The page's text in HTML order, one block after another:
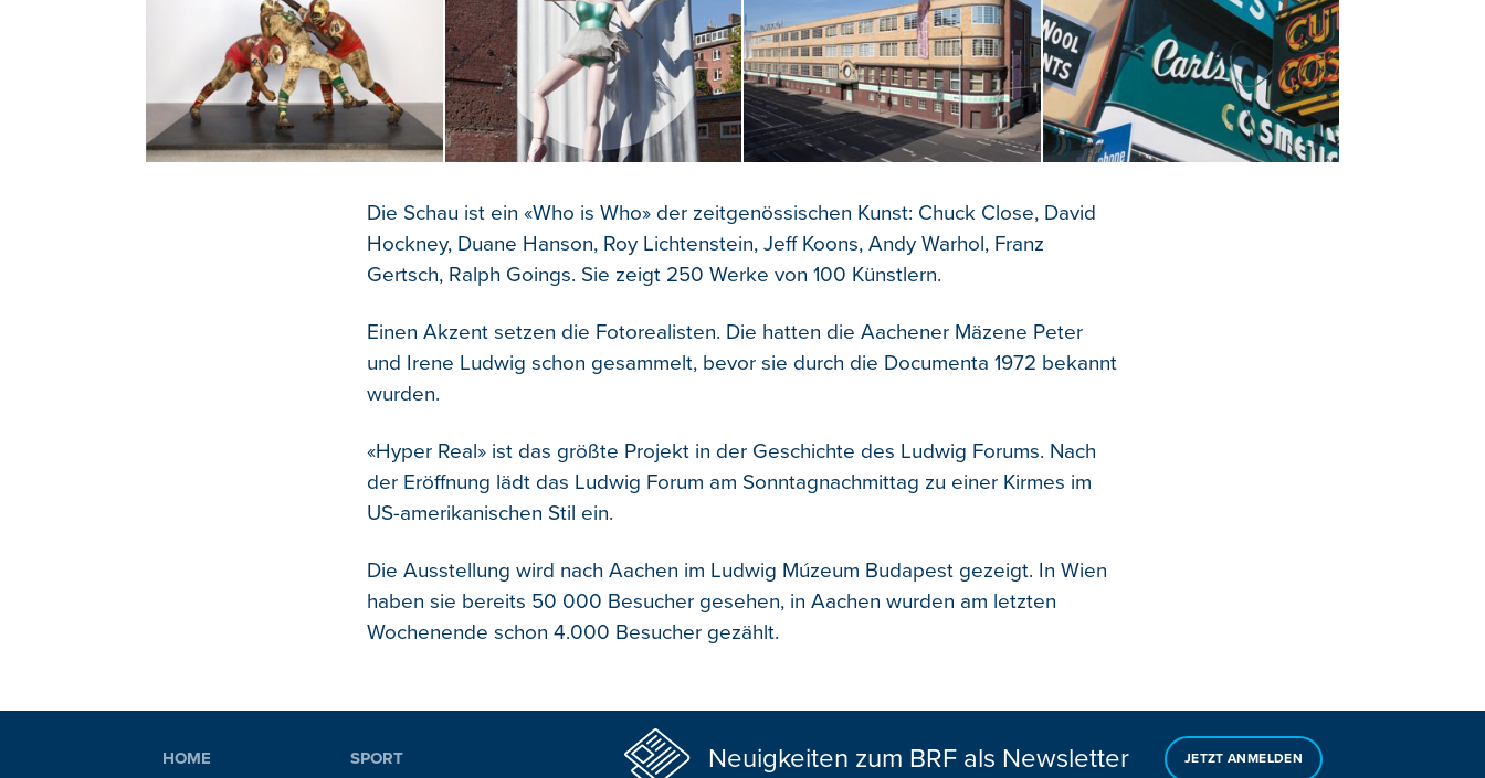
Die Schau ist ein «Who is Who» der zeitgenössischen Kunst: Chuck Close, David
Hockney, Duane Hanson, Roy Lichtenstein, Jeff Koons, Andy Warhol, Franz
Gertsch, Ralph Goings. Sie zeigt 250 Werke von 100 Künstlern.
Einen Akzent setzen die Fotorealisten. Die hatten die Aachener Mäzene Peter
und Irene Ludwig schon gesammelt, bevor sie durch die Documenta 1972 bekannt
wurden.
«Hyper Real» ist das größte Projekt in der Geschichte des Ludwig Forums. Nach
der Eröffnung lädt das Ludwig Forum am Sonntagnachmittag zu einer Kirmes im
US-amerikanischen Stil ein.
Die Ausstellung wird nach Aachen im Ludwig Múzeum Budapest gezeigt. In Wien
haben sie bereits 50 000 Besucher gesehen, in Aachen wurden am letzten
Wochenende schon 4.000 Besucher gezählt.
HOME
SPORT
Neuigkeiten zum BRF als Newsletter JETZT ANMELDEN